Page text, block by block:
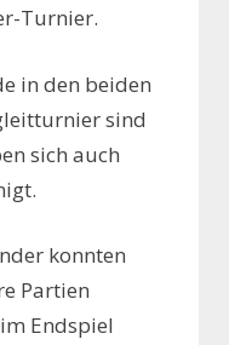
Turnier.
in den beiden
sind
sich auch
konnten
Partien
Endspiel